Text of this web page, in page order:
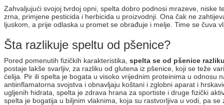
Zahvaljujući svojoj tvrdoj opni, spelta dobro podnosi mrazeve, niske
zrna, primjene pesticida i herbicida u proizvodnji. Ona čak ne
ljuskom, a prije odlaska u promet se obrađuje i melje. Time se čuva
Šta razlikuje speltu od pšenice?
Pored pomenutih fizičkih karakteristika, spelta se od pšenice
postaje lakše svarljiv, za razliku od glutena iz pšenice, koji se teže
ćelija. Pir ili spelta je bogata u visoko vrijednim proteinima u odnosu
antiinflamatorna svojstva i obnavljaju koštani i zglobni aparat i
ugljenih hidrata, spelta je zdrava hrana za sportiste i druge fizički
spelta je bogatija u biljnim vlaknima, koja su rastvorljiva u vodi, pa